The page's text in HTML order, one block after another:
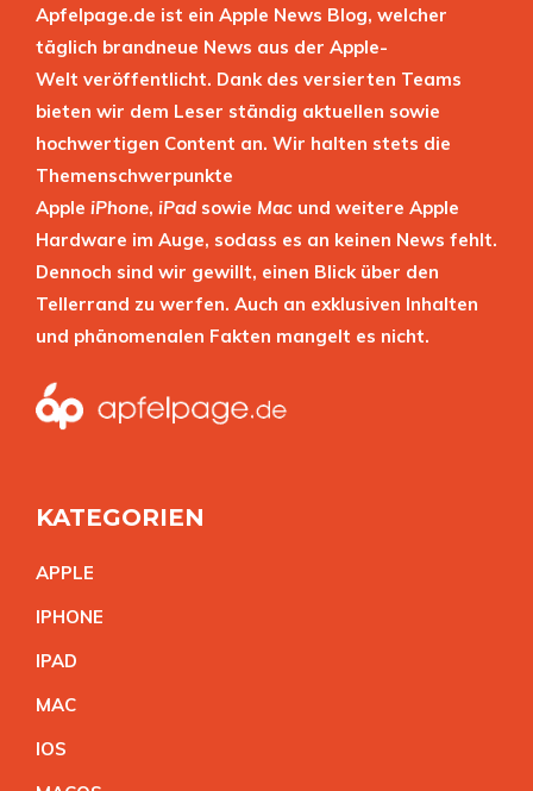
Apfelpage.de ist ein Apple News Blog, welcher
täglich brandneue News aus der Apple-
Welt veröffentlicht. Dank des versierten Teams
bieten wir dem Leser ständig aktuellen sowie
hochwertigen Content an. Wir halten stets die
Themenschwerpunkte
Apple iPhone, iPad sowie Mac und weitere Apple
Hardware im Auge, sodass es an keinen News fehlt.
Dennoch sind wir gewillt, einen Blick über den
Tellerrand zu werfen. Auch an exklusiven Inhalten
und phänomenalen Fakten mangelt es nicht.
KATEGORIEN
APPLE
IPHONE
IPAD
MAC
IOS